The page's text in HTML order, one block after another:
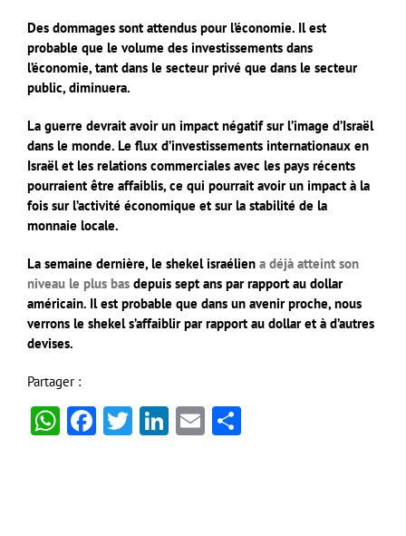
Des dommages sont attendus pour l’économie. Il est
probable que le volume des investissements dans
l’économie, tant dans le secteur privé que dans le secteur
public, diminuera.
La guerre devrait avoir un impact négatif sur l’image d’Israël
dans le monde. Le flux d’investissements internationaux en
Israël et les relations commerciales avec les pays récents
pourraient être affaiblis, ce qui pourrait avoir un impact à la
fois sur l’activité économique et sur la stabilité de la
monnaie locale.
La semaine dernière, le shekel israélien a déjà atteint son
niveau le plus bas depuis sept ans par rapport au dollar
américain. Il est probable que dans un avenir proche, nous
verrons le shekel s’affaiblir par rapport au dollar et à d’autres
devises.
Partager :
WhatsApp
Facebook
Twitter
LinkedIn
Email